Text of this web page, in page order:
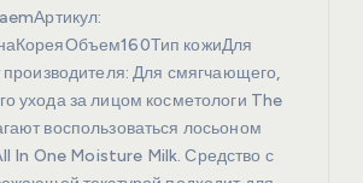
кожиДля
производителя: Для смягчающего,
ухода за лицом косметологи The
воспользоваться лосьоном
In One Moisture Milk. Средство с